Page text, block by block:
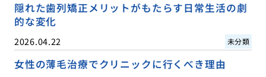
隠れた歯列矯正メリットがもたらす日常生活の劇
的な変化
2026.04.22 未分類
女性の薄毛治療でクリニックに行くべき理由